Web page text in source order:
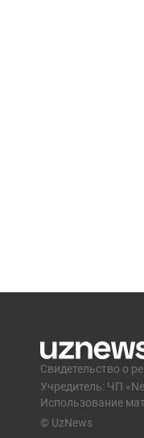
Свидетельство о
Учредитель: ЧП
Использование
© UzNews